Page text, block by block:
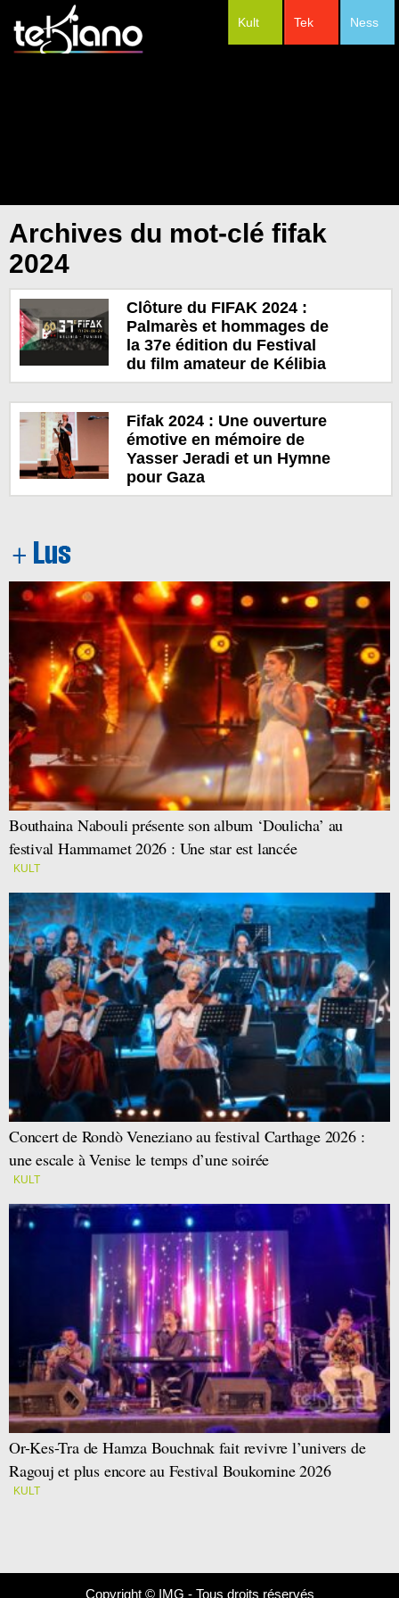
Ness
Tek
Kult
Archives du mot-clé fifak
2024
Clôture du FIFAK 2024 :
Palmarès et hommages de
la 37e édition du Festival
du film amateur de Kélibia
Fifak 2024 : Une ouverture
émotive en mémoire de
Yasser Jeradi et un Hymne
pour Gaza
Bouthaina Nabouli présente son album ‘Doulicha’ au
festival Hammamet 2026 : Une star est lancée
KULT
Concert de Rondò Veneziano au festival Carthage 2026 :
une escale à Venise le temps d’une soirée
KULT
Or-Kes-Tra de Hamza Bouchnak fait revivre l’univers de
Ragouj et plus encore au Festival Boukornine 2026
KULT
Copyright © IMG - Tous droits réservés